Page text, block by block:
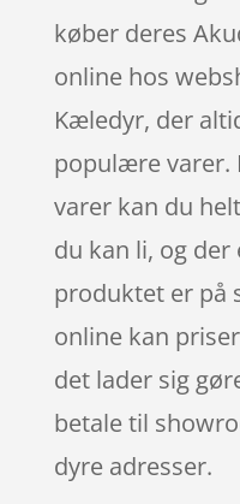
køber deres
online hos
Kæledyr, der
populære varer.
varer kan du
du kan li, og
produktet er på
online kan
det lader sig
betale til
dyre adresser.